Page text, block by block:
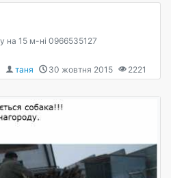
на 15 м-ні 0966535127
2221
30 жовтня 2015
таня